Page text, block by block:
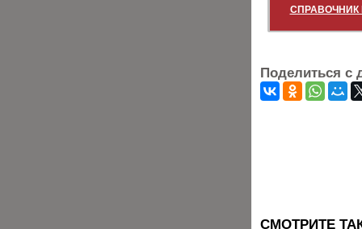
СПРАВОЧНИК
Поделиться с
CМОТРИТЕ